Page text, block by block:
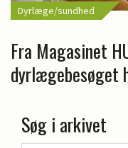
Dyrlæge/sundhed
Fra Magasinet
dyrlægebesøget
Søg i arkivet